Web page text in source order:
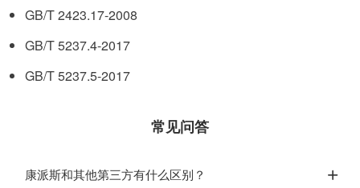
GB/T 2423.17-2008
GB/T 5237.4-2017
GB/T 5237.5-2017
常见问答
康派斯和其他第三方有什么区别？